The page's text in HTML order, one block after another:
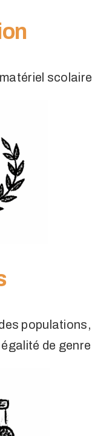
scolaire
populations,
de genre